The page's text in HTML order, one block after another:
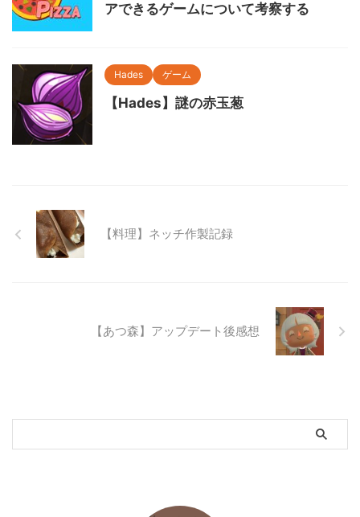
アできるゲームについて考察する
Hades ゲーム
【Hades】謎の赤玉葱
【料理】ネッチ作製記録
【あつ森】アップデート後感想